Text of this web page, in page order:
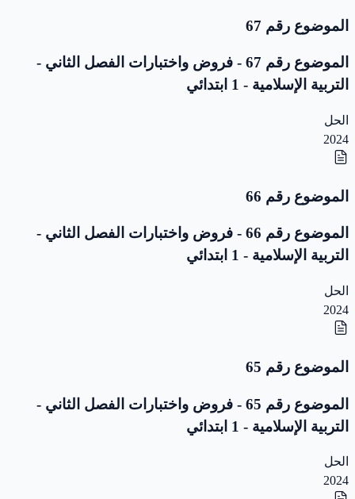
الموضوع رقم 67
الموضوع رقم 67 - فروض واختبارات الفصل الثاني -
التربية الإسلامية - 1 ابتدائي
الحل
2024
الموضوع رقم 66
الموضوع رقم 66 - فروض واختبارات الفصل الثاني -
التربية الإسلامية - 1 ابتدائي
الحل
2024
الموضوع رقم 65
الموضوع رقم 65 - فروض واختبارات الفصل الثاني -
التربية الإسلامية - 1 ابتدائي
الحل
2024